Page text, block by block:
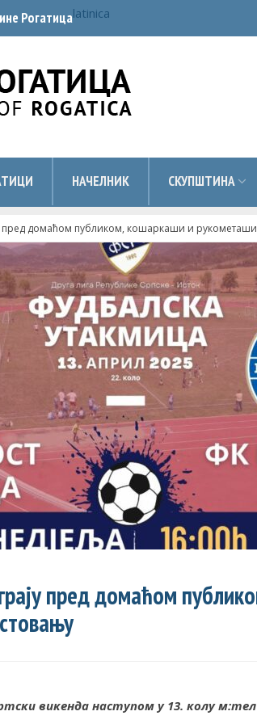
Рогатицаlatinica
НАЧЕЛНИК СКУПШТИНА
пред домаћом публиком, кошаркаши и
пред домаћом
викенда наступом у 13. колу